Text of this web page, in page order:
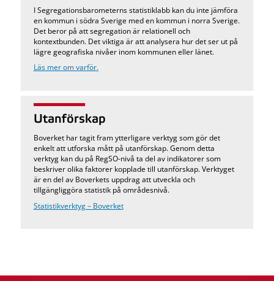
I Segregationsbarometerns statistiklabb kan du inte jämföra
en kommun i södra Sverige med en kommun i norra Sverige.
Det beror på att segregation är relationell och
kontextbunden. Det viktiga är att analysera hur det ser ut på
lägre geografiska nivåer inom kommunen eller länet.
Läs mer om varför.
Utanförskap
Boverket har tagit fram ytterligare verktyg som gör det
enkelt att utforska mått på utanförskap. Genom detta
verktyg kan du på RegSO-nivå ta del av indikatorer som
beskriver olika faktorer kopplade till utanförskap. Verktyget
är en del av Boverkets uppdrag att utveckla och
tillgängliggöra statistik på områdesnivå.
Statistikverktyg – Boverket